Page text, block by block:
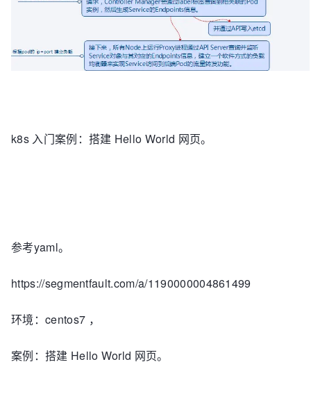
k8s 入门案例：搭建 Hello World 网页。
参考yaml。
https://segmentfault.com/a/1190000004861499
环境：centos7 ，
案例：搭建 Hello World 网页。